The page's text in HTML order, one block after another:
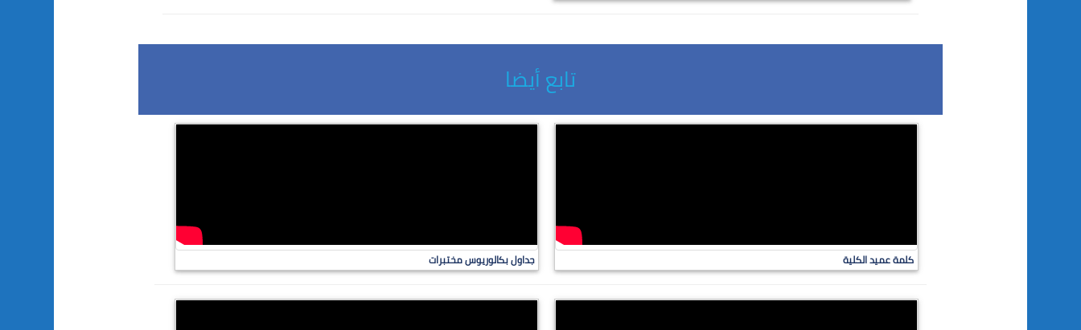
تابع أيضا
كلمة عميد الكلية جداول بكالوريوس مختبرات